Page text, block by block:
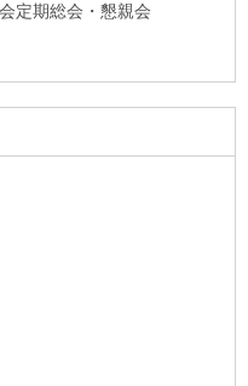
定期総会・懇親会